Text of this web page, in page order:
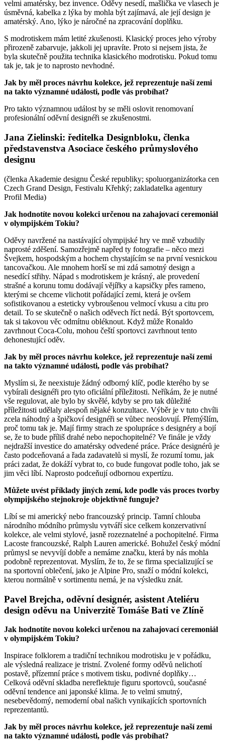
velmi amatérsky, bez invence. Oděvy nesedí, mašlička ve vlasech je
úsměvná, kabelka z lýka by mohla být zajímavá, ale její design je
amatérský. Ano, lýko je náročné na zpracování doplňku.
S modrotiskem mám letité zkušenosti. Klasický proces jeho výroby
přirozeně zabarvuje, jakkoli jej upravíte. Proto si nejsem jista, že
byla skutečně použita technika klasického modrotisku. Pokud tomu
tak je, tak je to naprosto nevhodné.
Jak by měl proces návrhu kolekce, jež reprezentuje naší zemi
na takto významné události, podle vás probíhat?
Pro takto významnou událost by se měli oslovit renomovaní
profesionální oděvní designéři se zkušenostmi.
Jana Zielinski: ředitelka Designbloku, členka
představenstva Asociace českého průmyslového
designu
(členka Akademie designu České republiky; spoluorganizátorka cen
Czech Grand Design, Festivalu Křehký; zakladatelka agentury
Profil Media)
Jak hodnotíte novou kolekci určenou na zahajovací ceremoniál
v olympijském Tokiu?
Oděvy navržené na nastávající olympijské hry ve mně vzbudily
naprosté zděšení. Samozřejmě napřed ty fotografie – něco mezi
Švejkem, hospodským a hochem chystajícím se na první vesnickou
tancovačkou. Ale mnohem horší se mi zdá samotný design a
nesedící střihy. Nápad s modrotiskem je krásný, ale provedení
strašné a korunu tomu dodávají vějířky a kapsičky přes rameno,
kterými se chceme vlichotit pořádající zemi, která je ovšem
sofistikovanou a esteticky vybroušenou velmocí vkusu a citu pro
detail. To se skutečně o našich oděvech říct nedá. Být sportovcem,
tak si takovou věc odmítnu obléknout. Když může Ronaldo
zavrhnout Coca-Colu, mohou čeští sportovci zavrhnout tento
dehonestující oděv.
Jak by měl proces návrhu kolekce, jež reprezentuje naší zemi
na takto významné události, podle vás probíhat?
Myslím si, že neexistuje žádný odborný klíč, podle kterého by se
vybírali designéři pro tyto oficiální příležitosti. Neříkám, že je nutné
vše regulovat, ale bylo by skvělé, kdyby se pro tak důležité
příležitosti udělaly alespoň nějaké konzultace. Výběr je v tuto chvíli
zcela náhodný a špičkoví designéři se vůbec neoslovují. Přemýšlím,
proč tomu tak je. Mají firmy strach ze spolupráce s designéry a bojí
se, že to bude příliš drahé nebo nepochopitelné? Ve finále je vždy
nejdražší investice do amatérsky odvedené práce. Práce designérů je
často podceňovaná a řada zadavatelů si myslí, že rozumí tomu, jak
práci zadat, že dokáží vybrat to, co bude fungovat podle toho, jak se
jim věci líbí. Naprosto podceňují odbornou expertízu.
Můžete uvést příklady jiných zemí, kde podle vás proces tvorby
olympijského stejnokroje objektivně funguje?
Líbí se mi americký nebo francouzský princip. Tamní chlouba
národního módního průmyslu vytváří sice celkem konzervativní
kolekce, ale velmi stylové, jasně rozeznatelné a pochopitelné. Firma
Lacoste francouzské, Ralph Lauren americké. Bohužel český módní
průmysl se nevyvíjí dobře a nemáme značku, která by nás mohla
podobně reprezentovat. Myslím, že to, že se firma specializující se
na sportovní oblečení, jako je Alpine Pro, snaží o módní kolekci,
kterou normálně v sortimentu nemá, je na výsledku znát.
Pavel Brejcha, oděvní designér, asistent Ateliéru
design oděvu na Univerzitě Tomáše Bati ve Zlíně
Jak hodnotíte novou kolekci určenou na zahajovací ceremoniál
v olympijském Tokiu?
Inspirace folklorem a tradiční technikou modrotisku je v pořádku,
ale výsledná realizace je tristní. Zvolené formy oděvů nelichotí
postavě, přízemní práce s motivem tisku, podivné doplňky…
Celková oděvní skladba nereflektuje figuru sportovců, současné
oděvní tendence ani japonské klima. Je to velmi smutný,
nesebevědomý, nemoderní obal našich vynikajících sportovních
reprezentantů.
Jak by měl proces návrhu kolekce, jež reprezentuje naší zemi
na takto významné události, podle vás probíhat?